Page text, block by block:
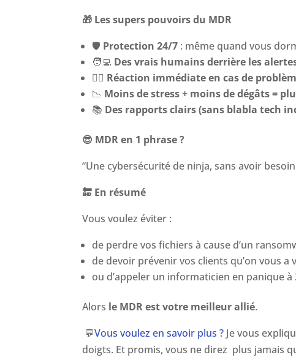
🎁 Les supers pouvoirs du MDR
🛡️ Protection 24/7 : même quand vous
🧑 Des vrais humains derrière les
🏃 Réaction immédiate en cas de
📉 Moins de stress + moins de dégâts =
📚 Des rapports clairs (sans blabla tech
😎 MDR en 1 phrase ?
“Une cybersécurité de ninja, sans avoir
🔚 En résumé
Vous voulez éviter :
de perdre vos fichiers à cause d’un
de devoir prévenir vos clients qu’on vous a
ou d’appeler un informaticien en panique
Alors le MDR est votre meilleur allié.
💬Vous voulez en savoir plus ? Je vous
doigts. Et promis, vous ne direz plus jamais